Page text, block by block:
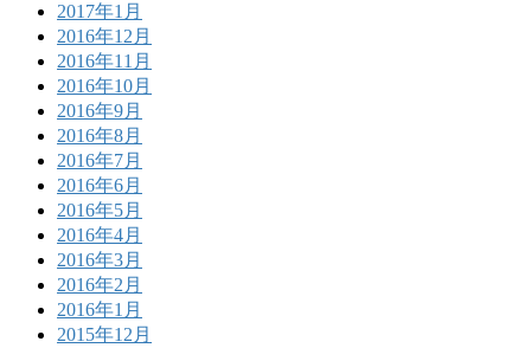
2017年1月
2016年12月
2016年11月
2016年10月
2016年9月
2016年8月
2016年7月
2016年6月
2016年5月
2016年4月
2016年3月
2016年2月
2016年1月
2015年12月